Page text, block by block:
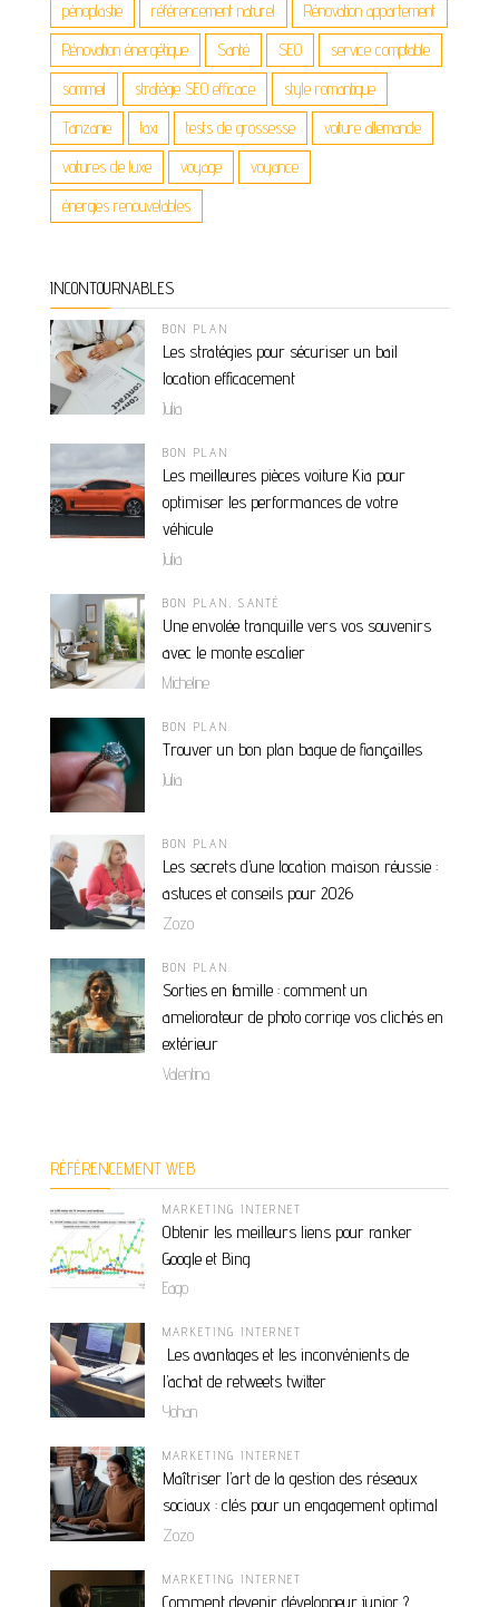
pénoplastie référencement naturel Rénovation appartement
Rénovation énergétique Santé SEO service comptable
sommeil stratégie SEO efficace style romantique
Tanzanie taxi tests de grossesse voiture allemande
voitures de luxe voyage voyance
énergies renouvelables
INCONTOURNABLES
BON PLAN
Les stratégies pour sécuriser un bail
location efficacement
Julia
BON PLAN
Les meilleures pièces voiture Kia pour
optimiser les performances de votre
véhicule
Julia
BON PLAN ,SANTÉ
Une envolée tranquille vers vos souvenirs
avec le monte escalier
Micheline
BON PLAN
Trouver un bon plan bague de fiançailles
Julia
BON PLAN
Les secrets d’une location maison réussie :
astuces et conseils pour 2026
Zozo
BON PLAN
Sorties en famille : comment un
ameliorateur de photo corrige vos clichés en
extérieur
Valentina
RÉFÉRENCEMENT WEB
MARKETING INTERNET
Obtenir les meilleurs liens pour ranker
Google et Bing
Eago
MARKETING INTERNET
Les avantages et les inconvénients de
l’achat de retweets twitter
Yohan
MARKETING INTERNET
Maîtriser l’art de la gestion des réseaux
sociaux : clés pour un engagement optimal
Zozo
MARKETING INTERNET
Comment devenir développeur junior ?